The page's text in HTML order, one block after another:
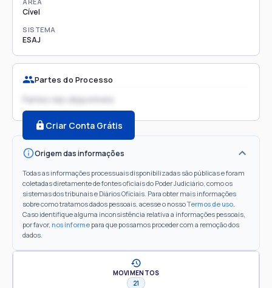
Cível
SISTEMA
ESAJ
Partes do Processo
Partes não disponíveis
Criar Conta Grátis
Origem das informações
Todas as informações processuais disponibilizadas são públicas e foram
coletadas diretamente de fontes oficiais do Poder Judiciário, como os
sistemas dos tribunais e Diários Oficiais. Para obter mais informações
sobre como tratamos dados pessoais, acesse o nossoTermos de uso.
Caso identifique alguma inconsistência relativa a informações pessoais,
por favor, nos informe para que possamos proceder com a remoção dos
dados.
MOVIMENTOS
21